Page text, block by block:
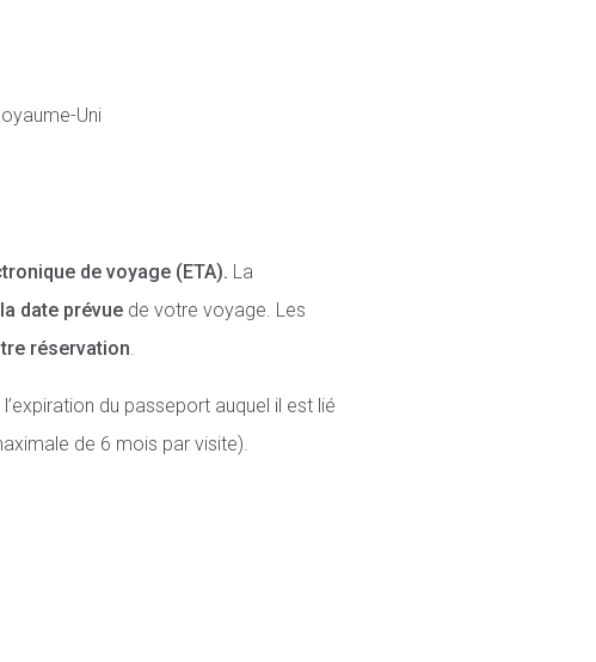
Uni
de voyage (ETA). La
date prévue de votre voyage. Les
réservation.
l’expiration du passeport auquel il est lié
de 6 mois par visite).